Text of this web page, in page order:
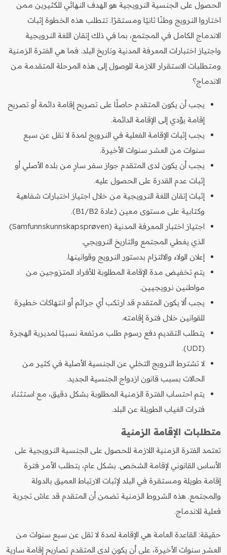
الحصول على الجنسية النرويجية هو الهدف النهائي للكثيرين ممن
اختاروا النرويج وطنًا ثانيًا ومستقرًا. تتطلب هذه الخطوة إثبات
الاندماج الكامل في المجتمع، بما في ذلك إتقان اللغة النرويجية
واجتياز اختبارات المعرفة المدنية وتاريخ البلد. فما هي الفترة الزمنية
ومتطلبات الاستقرار اللازمة للوصول إلى هذه المرحلة المتقدمة من
الاندماج؟
يجب أن يكون المتقدم حاصلًا على تصريح إقامة دائمة أو تصريح
إقامة يؤدي إلى الإقامة الدائمة.
يجب إثبات الإقامة الفعلية في النرويج لمدة لا تقل عن سبع
سنوات من العشر سنوات الأخيرة.
يجب أن يكون لدى المتقدم جواز سفر سارٍ من بلده الأصلي أو
إثبات عدم القدرة على الحصول عليه.
إثبات إتقان اللغة النرويجية من خلال اجتياز اختبارات شفاهية
وكتابية على مستوى معين (عادة B1/B2).
اجتياز اختبار المعرفة المدنية (Samfunnskunnskapsprøven)
الذي يغطي المجتمع والتاريخ النرويجي.
إعلان الولاء والالتزام بدستور النرويج وقوانينها.
يتم تخفيض مدة الإقامة المطلوبة للأفراد المتزوجين من
مواطنين نرويجيين.
يجب ألا يكون المتقدم قد ارتكب أي جرائم أو انتهاكات خطيرة
للقوانين خلال فترة إقامته.
يتطلب التقديم دفع رسوم طلب مرتفعة نسبيًا لمديرية الهجرة
(UDI).
لا تشترط النرويج التخلي عن الجنسية الأصلية في كثير من
الحالات بسبب قانون ازدواج الجنسية الجديد.
يتم احتساب الفترة الزمنية المطلوبة بشكل دقيق، مع استثناء
فترات الغياب الطويلة عن البلد.
متطلبات الإقامة الزمنية
تعتمد الفترة الزمنية اللازمة للحصول على الجنسية النرويجية على
الأساس القانوني لإقامة الشخص. بشكل عام، يتطلب الأمر فترة
إقامة طويلة ومستقرة في البلد لإثبات الارتباط العميق بالدولة
والمجتمع. هذه الشروط الزمنية تضمن أن المتقدم قد عاش تجربة
فعلية للاندماج.
حقيقة: القاعدة العامة هي الإقامة لمدة لا تقل عن سبع سنوات من
العشر سنوات الأخيرة، على أن يكون لدى المتقدم تصاريح إقامة سارية